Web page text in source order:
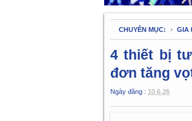
CHUYÊN MỤC: GIA
4 thiết bị
đơn tăng
Ngày đăng : 10.6.26